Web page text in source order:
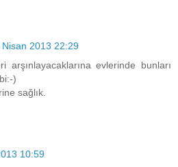
Nisan 2013 22:29
arşınlayacaklarına evlerinde bunları
)
sağlık.
10:59